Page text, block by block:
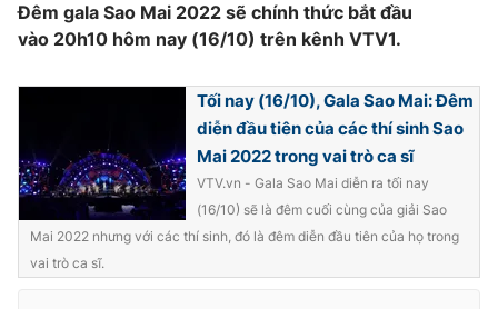
Đêm gala Sao Mai 2022 sẽ chính thức bắt đầu
vào 20h10 hôm nay (16/10) trên kênh VTV1.
Tối nay (16/10), Gala Sao Mai: Đêm
diễn đầu tiên của các thí sinh Sao
Mai 2022 trong vai trò ca sĩ
VTV.vn - Gala Sao Mai diễn ra tối nay
(16/10) sẽ là đêm cuối cùng của giải Sao
Mai 2022 nhưng với các thí sinh, đó là đêm diễn đầu tiên của họ trong
vai trò ca sĩ.